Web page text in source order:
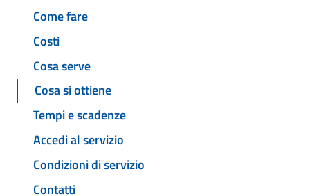
Come fare
Costi
Cosa serve
Cosa si ottiene
Tempi e scadenze
Accedi al servizio
Condizioni di servizio
Contatti